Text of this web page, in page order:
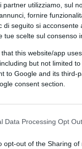
partner utilizziamo, sul
fornire
di seguito si
tue scelte sul consenso
that this website/app
but not limited
to Google and its third-
consent section.
Data Processing Opt
opt-out of the Sharing of
per la caduta
contrario al
la crisi e
il Paese, che è
urgente